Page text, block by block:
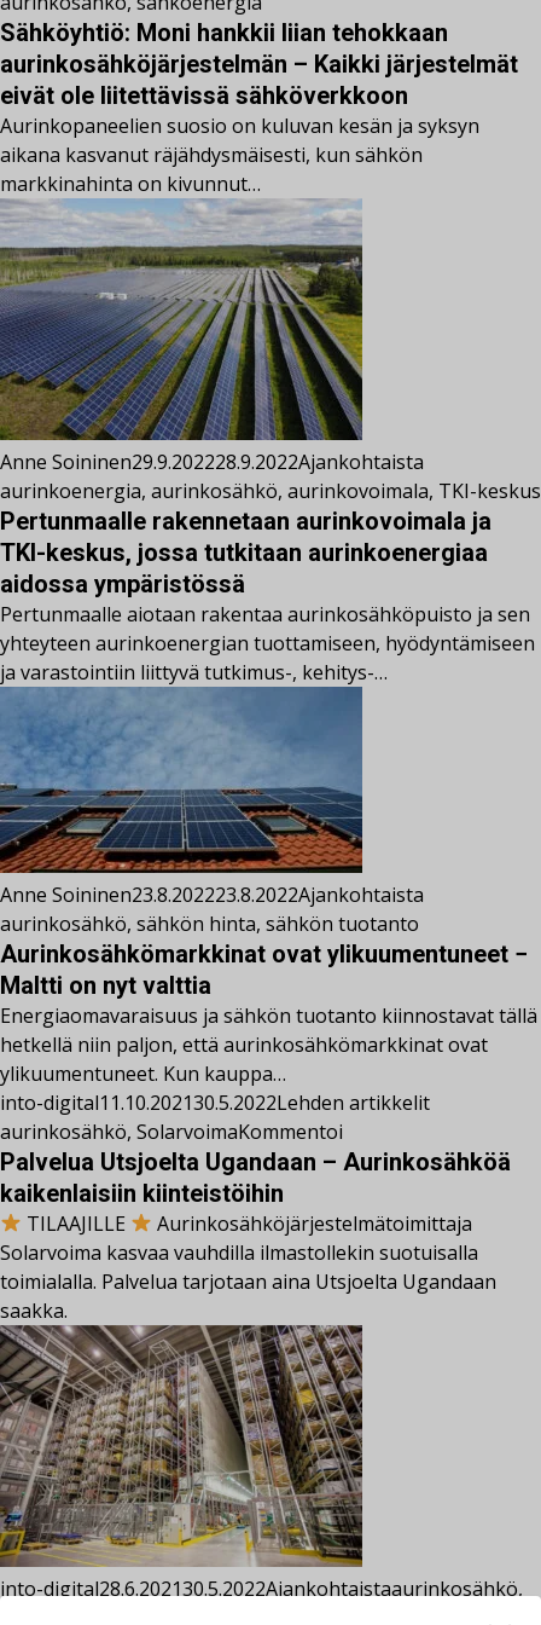
Sähköyhtiö: Moni hankkii liian tehokkaan
aurinkosähköjärjestelmän – Kaikki järjestelmät
eivät ole liitettävissä sähköverkkoon
Aurinkopaneelien suosio on kuluvan kesän ja syksyn
aikana kasvanut räjähdysmäisesti, kun sähkön
markkinahinta on kivunnut…
Anne Soininen29.9.202228.9.2022Ajankohtaista
aurinkoenergia, aurinkosähkö, aurinkovoimala, TKI-keskus
Pertunmaalle rakennetaan aurinkovoimala ja
TKI-keskus, jossa tutkitaan aurinkoenergiaa
aidossa ympäristössä
Pertunmaalle aiotaan rakentaa aurinkosähköpuisto ja sen
yhteyteen aurinkoenergian tuottamiseen, hyödyntämiseen
ja varastointiin liittyvä tutkimus-, kehitys-…
Anne Soininen23.8.202223.8.2022Ajankohtaista
aurinkosähkö, sähkön hinta, sähkön tuotanto
Aurinkosähkömarkkinat ovat ylikuumentuneet −
Maltti on nyt valttia
Energiaomavaraisuus ja sähkön tuotanto kiinnostavat tällä
hetkellä niin paljon, että aurinkosähkömarkkinat ovat
ylikuumentuneet. Kun kauppa…
into-digital11.10.202130.5.2022Lehden artikkelit
aurinkosähkö, SolarvoimaKommentoi
Palvelua Utsjoelta Ugandaan – Aurinkosähköä
kaikenlaisiin kiinteistöihin
TILAAJILLE
Aurinkosähköjärjestelmätoimittaja
Solarvoima kasvaa vauhdilla ilmastollekin suotuisalla
toimialalla. Palvelua tarjotaan aina Utsjoelta Ugandaan
saakka.
into-digital28.6.202130.5.2022Ajankohtaistaaurinkosähkö,